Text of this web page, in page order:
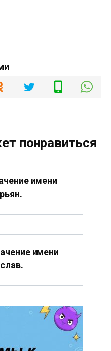
понравиться
имени
имени